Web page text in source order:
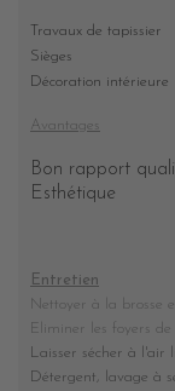
Travaux de tapissier
Sièges
Décoration intérieure
Avantages
Bon rapport
Esthétique
Entretien
Nettoyer à la brosse
Eliminer les foyers de
Laisser sécher à l'air
Détergent, lavage à